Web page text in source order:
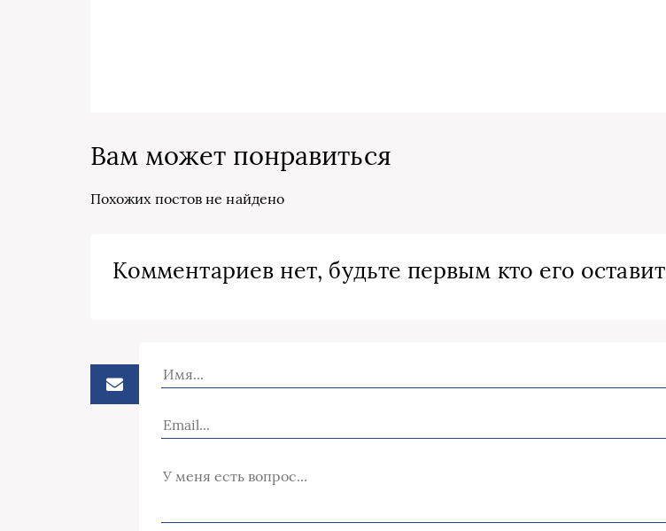
Вам может понравиться
Похожих постов не найдено
Комментариев нет, будьте первым кто его оставит